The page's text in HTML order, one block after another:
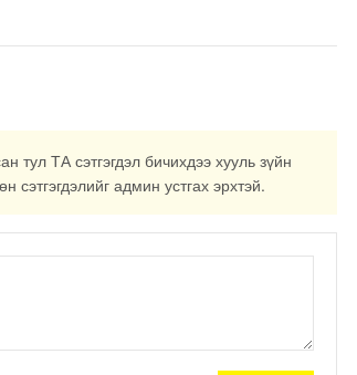
тул ТА сэтгэгдэл бичихдээ хууль зүйн
сэтгэгдэлийг админ устгах эрхтэй.